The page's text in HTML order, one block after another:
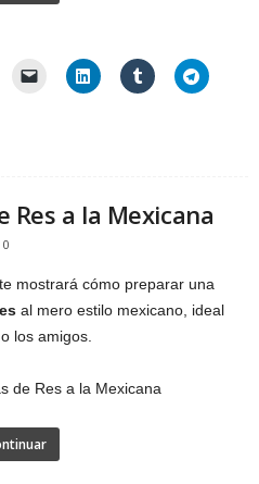
Res a la Mexicana
0
mostrará cómo preparar una
al mero estilo mexicano, ideal
los amigos.